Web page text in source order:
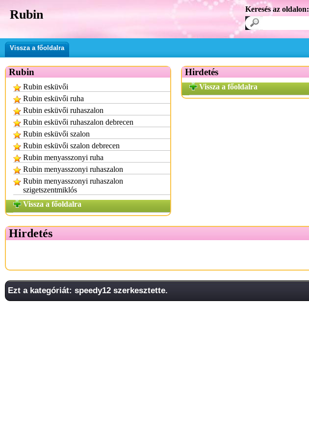
Rubin Keresés az oldalon:
Vissza a főoldalra
Rubin
Rubin esküvői
Rubin esküvői ruha
Rubin esküvői ruhaszalon
Rubin esküvői ruhaszalon debrecen
Rubin esküvői szalon
Rubin esküvői szalon debrecen
Rubin menyasszonyi ruha
Rubin menyasszonyi ruhaszalon
Rubin menyasszonyi ruhaszalon
szigetszentmiklós
Vissza a főoldalra
Hirdetés
Vissza a főoldalra
Hirdetés
Ezt a kategóriát: speedy12 szerkesztette.